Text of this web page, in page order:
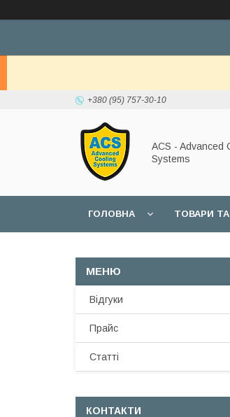
+380 (95) 757-30-10
ACS - Advanced
Systems
ГОЛОВНА ТОВАРИ
Відгуки
Прайс
Статті
КОНТАКТИ